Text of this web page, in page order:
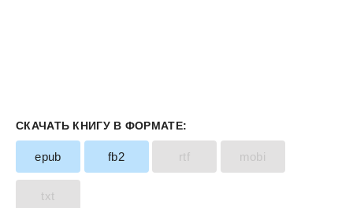
СКАЧАТЬ КНИГУ В ФОРМАТЕ:
epub fb2 rtf mobi
txt